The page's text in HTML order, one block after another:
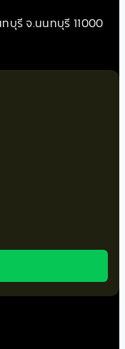
บุรี จ.นนทบุรี 11000